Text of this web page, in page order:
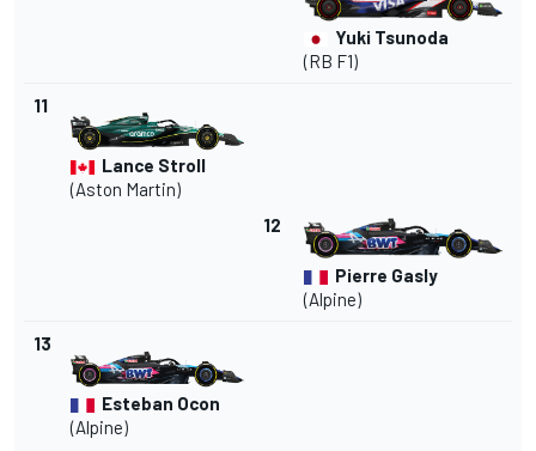
Yuki Tsunoda
(RB F1)
11
Lance Stroll
(Aston Martin)
12
Pierre Gasly
(Alpine)
13
Esteban Ocon
(Alpine)